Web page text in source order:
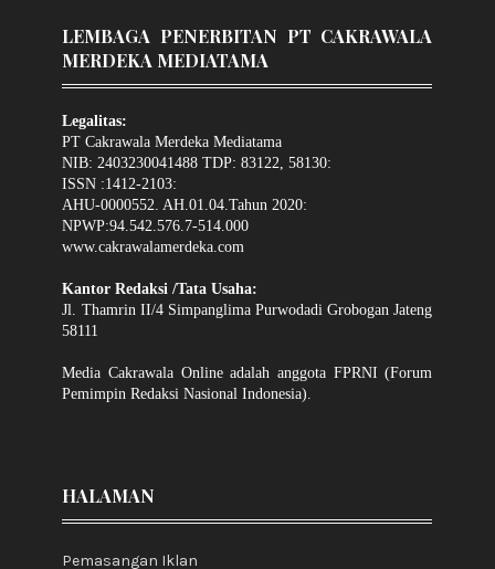
LEMBAGA PENERBITAN PT CAKRAWALA
MERDEKA MEDIATAMA
Legalitas:
PT Cakrawala Merdeka Mediatama
NIB: 2403230041488 TDP: 83122, 58130:
ISSN :1412-2103:
AHU-0000552. AH.01.04.Tahun 2020:
NPWP:94.542.576.7-514.000
www.cakrawalamerdeka.com
Kantor Redaksi /Tata Usaha:
Jl. Thamrin II/4 Simpanglima Purwodadi Grobogan Jateng
58111
Media Cakrawala Online adalah anggota FPRNI (Forum
Pemimpin Redaksi Nasional Indonesia).
HALAMAN
Pemasangan Iklan